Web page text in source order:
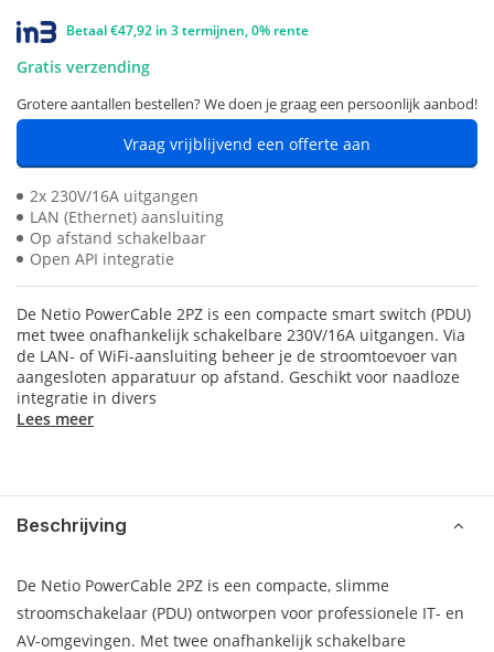
Betaal €47,92 in 3 termijnen, 0% rente
Gratis verzending
Grotere aantallen bestellen? We doen je graag een persoonlijk aanbod!
Vraag vrijblijvend een offerte aan
2x 230V/16A uitgangen
LAN (Ethernet) aansluiting
Op afstand schakelbaar
Open API integratie
De Netio PowerCable 2PZ is een compacte smart switch (PDU)
met twee onafhankelijk schakelbare 230V/16A uitgangen. Via
de LAN- of WiFi-aansluiting beheer je de stroomtoevoer van
aangesloten apparatuur op afstand. Geschikt voor naadloze
integratie in divers
Lees meer
Beschrijving
De Netio PowerCable 2PZ is een compacte, slimme
stroomschakelaar (PDU) ontworpen voor professionele IT- en
AV-omgevingen. Met twee onafhankelijk schakelbare